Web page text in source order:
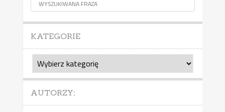
KATEGORIE
Kategorie
AUTORZY: